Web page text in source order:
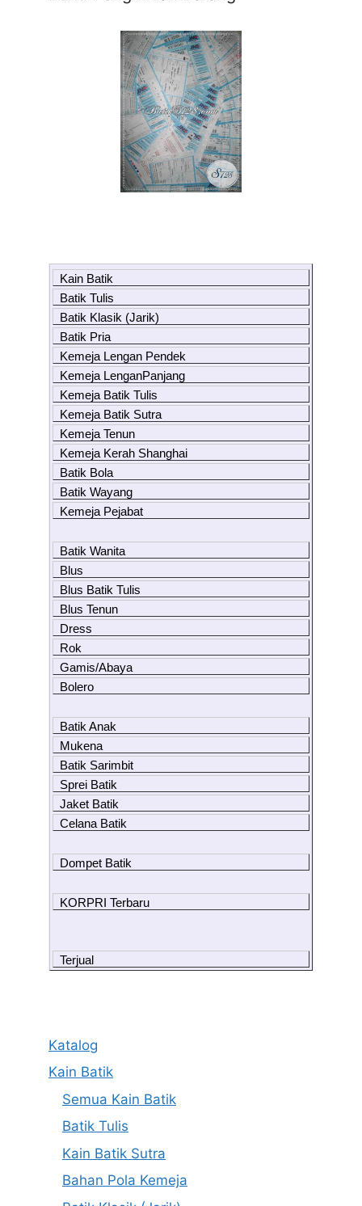
Kain Batik
Batik Tulis
Batik Klasik (Jarik)
Batik Pria
Kemeja Lengan Pendek
Kemeja LenganPanjang
Kemeja Batik Tulis
Kemeja Batik Sutra
Kemeja Tenun
Kemeja Kerah Shanghai
Batik Bola
Batik Wayang
Kemeja Pejabat
Batik Wanita
Blus
Blus Batik Tulis
Blus Tenun
Dress
Rok
Gamis/Abaya
Bolero
Batik Anak
Mukena
Batik Sarimbit
Sprei Batik
Jaket Batik
Celana Batik
Dompet Batik
KORPRI Terbaru
Terjual
Katalog
Kain Batik
Semua Kain Batik
Batik Tulis
Kain Batik Sutra
Bahan Pola Kemeja